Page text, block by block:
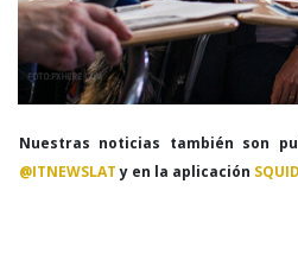
Nuestras noticias también son
@ITNEWSLATy en la aplicación SQUID